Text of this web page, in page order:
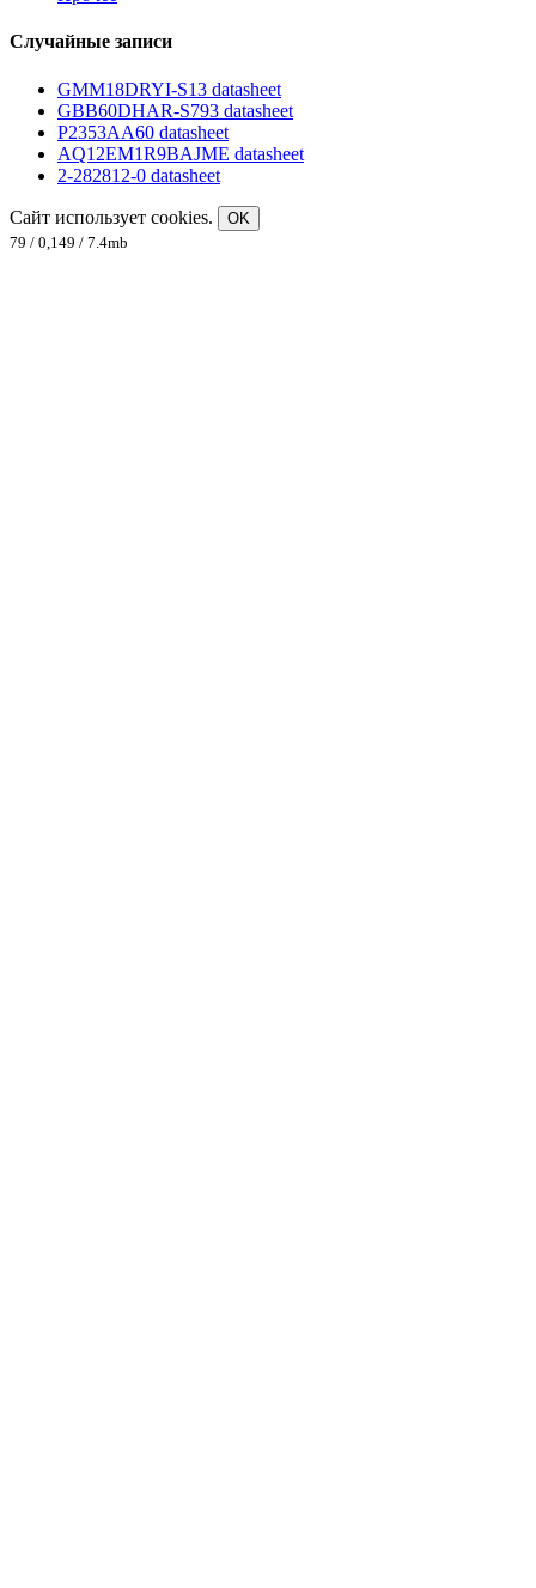
Случайные записи
GMM18DRYI-S13 datasheet
GBB60DHAR-S793 datasheet
P2353AA60 datasheet
AQ12EM1R9BAJME datasheet
2-282812-0 datasheet
Сайт использует cookies.
OK
79 / 0,149 / 7.4mb